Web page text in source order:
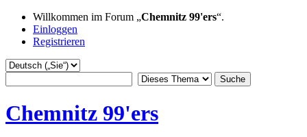
Willkommen im Forum „Chemnitz 99'ers“.
Einloggen
Registrieren
Chemnitz 99'ers